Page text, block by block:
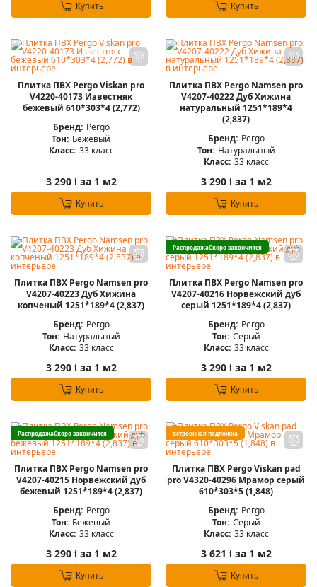
Купить Купить
Плитка ПВХ Pergo Viskan pro
V4220-40173 Известняк
бежевый 610*303*4 (2,772)
Бренд: Pergo
Тон: Бежевый
Класс: 33 класс
3 290 iза 1 м2
Купить
Плитка ПВХ Pergo Namsen pro
V4207-40222 Дуб Хижина
натуральный 1251*189*4
(2,837)
Бренд: Pergo
Тон: Натуральный
Класс: 33 класс
3 290 iза 1 м2
Купить
Плитка ПВХ Pergo Namsen pro
V4207-40223 Дуб Хижина
копченый 1251*189*4 (2,837)
Бренд: Pergo
Тон: Натуральный
Класс: 33 класс
3 290 iза 1 м2
Купить
РаспродажаСкоро закончится
Плитка ПВХ Pergo Namsen pro
V4207-40216 Норвежский дуб
серый 1251*189*4 (2,837)
Бренд: Pergo
Тон: Серый
Класс: 33 класс
3 290 iза 1 м2
Купить
РаспродажаСкоро закончится
Плитка ПВХ Pergo Namsen pro
V4207-40215 Норвежский дуб
бежевый 1251*189*4 (2,837)
Бренд: Pergo
Тон: Бежевый
Класс: 33 класс
3 290 iза 1 м2
Купить
встроенная подложка
Плитка ПВХ Pergo Viskan pad
pro V4320-40296 Мрамор серый
610*303*5 (1,848)
Бренд: Pergo
Тон: Серый
Класс: 33 класс
3 621 iза 1 м2
Купить